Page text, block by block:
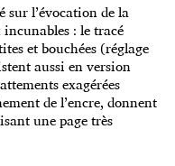
l’évocation de la
: le tracé
et bouchées (réglage
aussi en version
exagérées
de l’encre, donnent
une page très